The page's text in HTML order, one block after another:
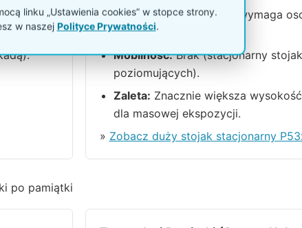
Haki w zestawie:Brak (wymaga
dokupienia akcesoriów).
Mobilność:Brak (stacjonarny
poziomujących).
Zaleta: Znacznie większa
dla masowej ekspozycji.
» Zobacz duży stojak stacjonarny
po pamiątki
linku „Ustawienia cookies” w stopce strony.
w naszej Polityce Prywatności.